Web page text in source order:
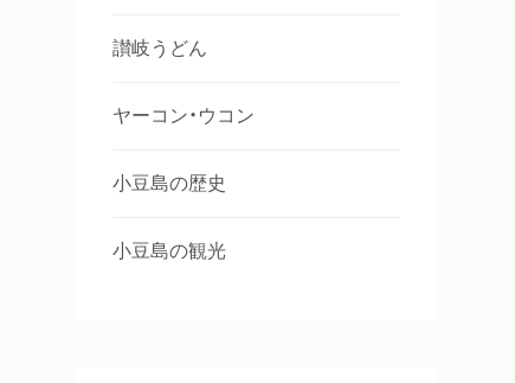
讃岐うどん
ヤーコン・ウコン
小豆島の歴史
小豆島の観光